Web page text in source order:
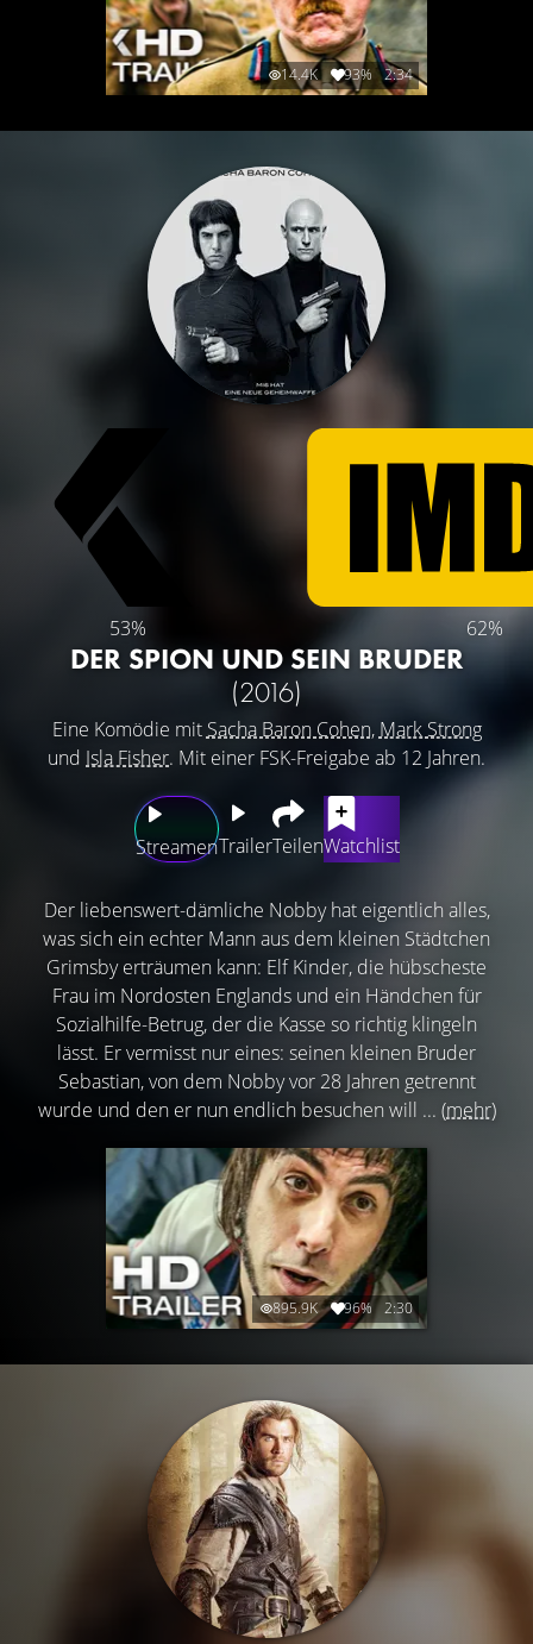
14.4K 93% 2:34
53% 62%
DER SPION UND SEIN BRUDER
(2016)
Eine Komödie mit Sacha Baron Cohen, Mark Strong
und Isla Fisher. Mit einer FSK-Freigabe ab 12 Jahren.
StreamenTrailerTeilenWatchlist
Der liebenswert-dämliche Nobby hat eigentlich alles,
was sich ein echter Mann aus dem kleinen Städtchen
Grimsby erträumen kann: Elf Kinder, die hübscheste
Frau im Nordosten Englands und ein Händchen für
Sozialhilfe-Betrug, der die Kasse so richtig klingeln
lässt. Er vermisst nur eines: seinen kleinen Bruder
Sebastian, von dem Nobby vor 28 Jahren getrennt
wurde und den er nun endlich besuchen will ... (mehr)
895.9K 96% 2:30